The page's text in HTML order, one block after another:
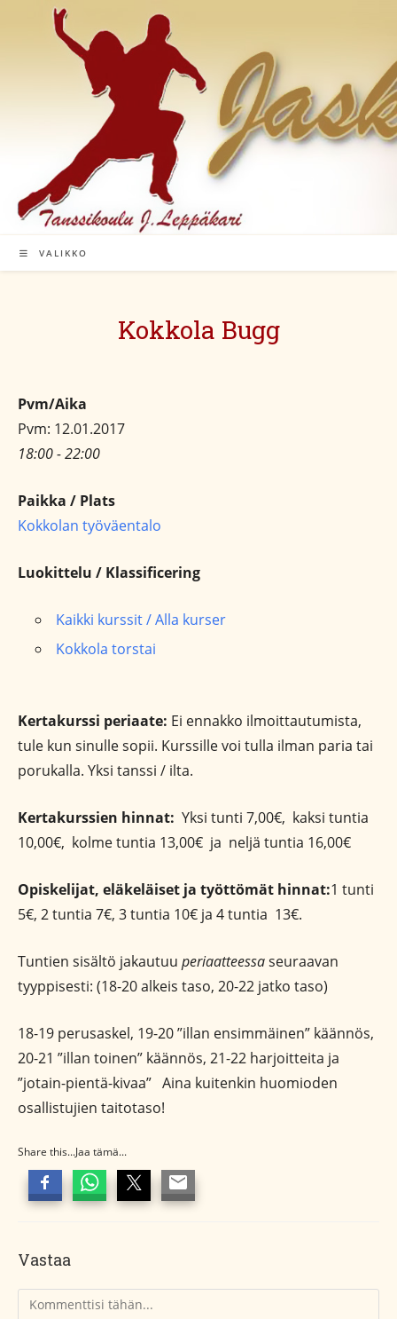
VALIKKO
Kokkola Bugg
Pvm/Aika
Pvm: 12.01.2017
18:00 - 22:00
Paikka / Plats
Kokkolan työväentalo
Luokittelu / Klassificering
Kaikki kurssit / Alla kurser
Kokkola torstai
Kertakurssi periaate: Ei ennakko ilmoittautumista,
tule kun sinulle sopii. Kurssille voi tulla ilman paria tai
porukalla. Yksi tanssi / ilta.
Kertakurssien hinnat: Yksi tunti 7,00€, kaksi tuntia
10,00€, kolme tuntia 13,00€ ja neljä tuntia 16,00€
Opiskelijat, eläkeläiset ja työttömät hinnat:1 tunti
5€, 2 tuntia 7€, 3 tuntia 10€ ja 4 tuntia 13€.
Tuntien sisältö jakautuu periaatteessaseuraavan
tyyppisesti: (18-20 alkeis taso, 20-22 jatko taso)
18-19 perusaskel, 19-20 ”illan ensimmäinen” käännös,
20-21 ”illan toinen” käännös, 21-22 harjoitteita ja
”jotain-pientä-kivaa” Aina kuitenkin huomioden
osallistujien taitotaso!
Share this...Jaa tämä...
Vastaa
Kommentti